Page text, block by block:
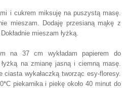
i cukrem miksuję na puszystą masę.
mieszam. Dodaję przesianą mąkę z
mieszam łyżką.
na 37 cm wykładam papierem do
na zmianę jasną i ciemną masę.
ciasta wykałaczką tworząc esy-floresy.
piekarnika i piekę około 40 minut do